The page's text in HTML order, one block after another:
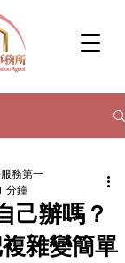
己辦嗎？
雜變簡單
務第一
分鐘